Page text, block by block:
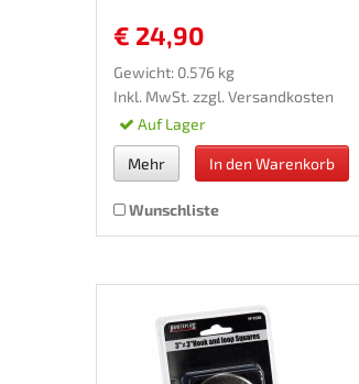
€ 24,90
Gewicht: 0.576 kg
Inkl. MwSt. zzgl. Versandkosten
Auf Lager
Mehr In den Warenkorb
Wunschliste